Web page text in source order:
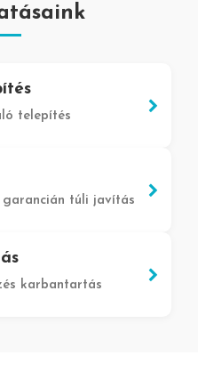
telepítés
garancián túli javítás
karbantartás